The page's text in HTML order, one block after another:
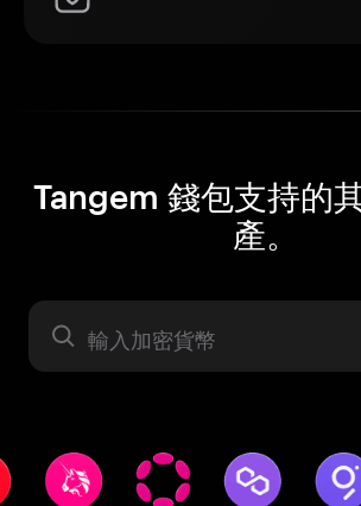
Tangem 錢包支持的
產。
資產